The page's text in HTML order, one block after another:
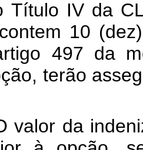
Título IV da
10
497 da
terão
da